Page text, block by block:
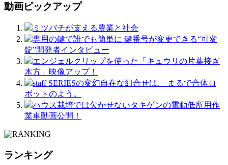
動画ピックアップ
ミツバチが支える農業と社会
専用の鍵で誰でも簡単に 鍵番号が変更できる“可変
錠”開発者インタビュー
エンジェルクリップを使った「キュウリの片葉接ぎ
木方」映像アップ！
staff SERIESの変幻自在な組合せは、 まるで合体ロ
ボットのよう。
ハウス栽培では欠かせないタキゲンの電動低所用作
業車動画公開！
ランキング